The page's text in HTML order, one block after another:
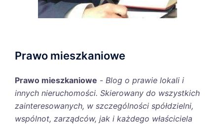
Prawo mieszkaniowe
Prawo mieszkaniowe - Blog o prawie lokali i
innych nieruchomości. Skierowany do wszystkich
zainteresowanych, w szczególności spółdzielni,
wspólnot, zarządców, jak i każdego właściciela